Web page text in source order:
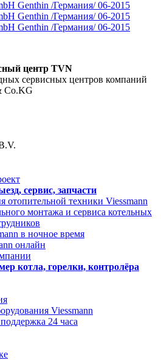
центр TVN
сервисных центров компаний
Co.KG
сервис, запчасти
техники Viessmann
монтажа и сервиса котельных
в ночное время
онлайн
котла, горелки, контролёра
Viessmann
24 часа